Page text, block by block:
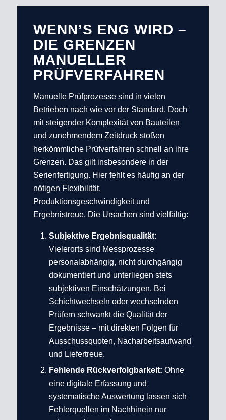
WENN’S ENG WIRD –
DIE GRENZEN
MANUELLER
PRÜFVERFAHREN
Manuelle Prüfprozesse sind in vielen
Betrieben nach wie vor der Standard. Doch
mit steigender Komplexität von Bauteilen
und zunehmendem Zeitdruck stoßen
herkömmliche Prüfverfahren schnell an ihre
Grenzen. Das gilt insbesondere in der
Serienfertigung. Hier fehlt es häufig an der
nötigen Flexibilität,
Produktionsgeschwindigkeit und
Ergebnistreue. Die Ursachen sind vielfältig:
Subjektive Ergebnisqualität:
Vielerorts sind Messprozesse
personalabhängig, nicht durchgängig
dokumentiert und unterliegen stets
subjektiven Einschätzungen. Bei
Schichtwechseln oder wechselnden
Prüfern schwankt die Qualität der
Ergebnisse – mit direkten Folgen für
Ausschussquoten, Nacharbeitsaufwand
und Liefertreue.
Fehlende Rückverfolgbarkeit: Ohne
eine digitale Erfassung und
systematische Auswertung lassen sich
Fehlerquellen im Nachhinein nur